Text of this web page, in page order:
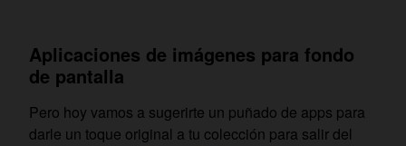
Aplicaciones de imágenes para fondo
de pantalla
Pero hoy vamos a sugerirte un puñado de apps para
darle un toque original a tu colección para salir del